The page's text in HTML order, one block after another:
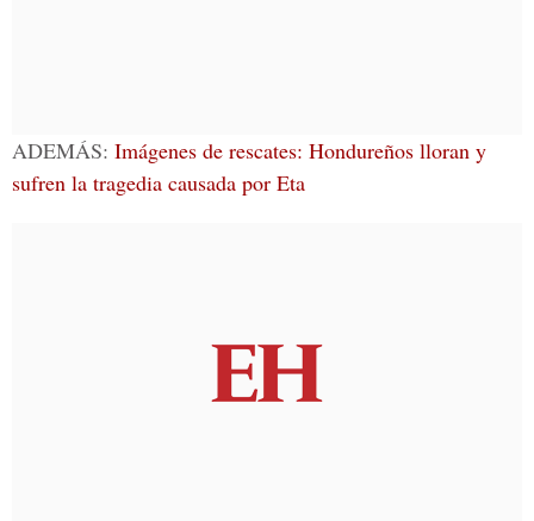
ADEMÁS: Imágenes de rescates: Hondureños lloran y
sufren la tragedia causada por Eta